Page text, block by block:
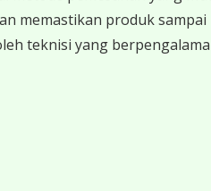
memastikan produk
teknisi yang